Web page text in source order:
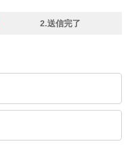
2.送信完了